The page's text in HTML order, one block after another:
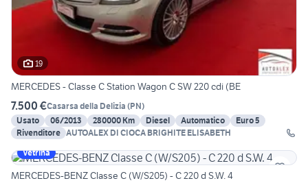
19
MERCEDES - Classe C Station Wagon C SW 220 cdi (BE
7.500 €Casarsa della Delizia (PN)
Usato
06/2013 280000 Km Diesel Automatico
Euro 5
Rivenditore AUTOALEX DI CIOCA BRIGHITE ELISABETH
Vetrina
MERCEDES-BENZ Classe C (W/S205) - C 220 d S.W. 4